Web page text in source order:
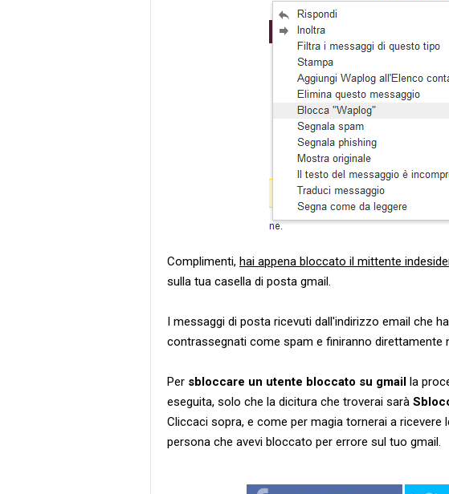
Complimenti, hai appena bloccato il mittente
sulla tua casella di posta gmail.
I messaggi di posta ricevuti dall'indirizzo email che
contrassegnati come spam e finiranno direttamente
Per sbloccare un utente bloccato su gmail la
eseguita, solo che la dicitura che troverai sarà
Cliccaci sopra, e come per magia tornerai a ricevere
persona che avevi bloccato per errore sul tuo gmail.